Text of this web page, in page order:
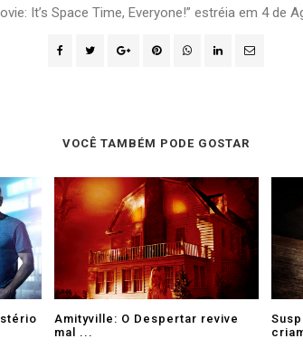
It’s Space Time, Everyone!” estréia em 4 de
VOCÊ TAMBÉM PODE GOSTAR
Amityville: O Despertar revive
mal ...